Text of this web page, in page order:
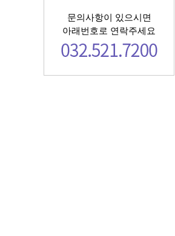
문의사항이 있으시면
아래번호로 연락주세요